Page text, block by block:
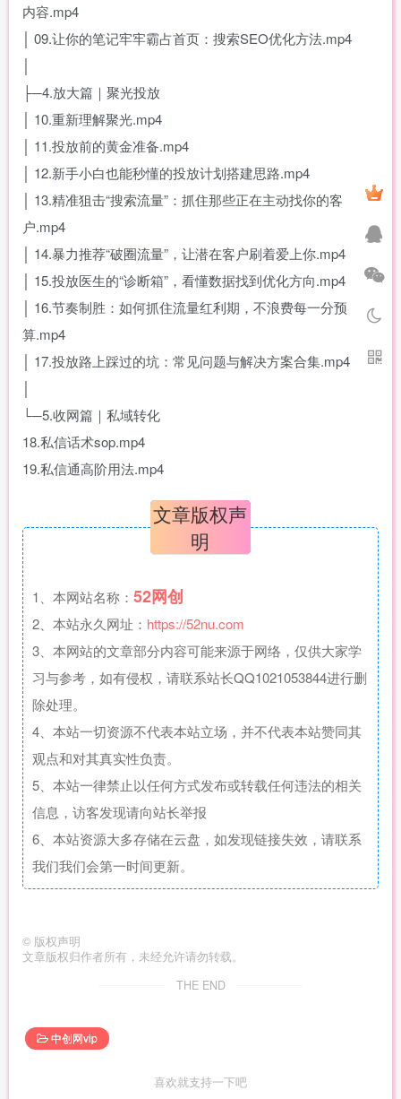
内容.mp4
│ 09.让你的笔记牢牢霸占首页：搜索SEO优化方法.mp4
├─4.放大篇｜聚光投放
│ 10.重新理解聚光.mp4
│ 11.投放前的黄金准备.mp4
│ 12.新手小白也能秒懂的投放计划搭建思路.mp4
│ 13.精准狙击“搜索流量”：抓住那些正在主动找你的客
户.mp4
│ 14.暴力推荐“破圈流量”，让潜在客户刷着爱上你.mp4
│ 15.投放医生的“诊断箱”，看懂数据找到优化方向.mp4
│ 16.节奏制胜：如何抓住流量红利期，不浪费每一分预
算.mp4
│ 17.投放路上踩过的坑：常见问题与解决方案合集.mp4
└─5.收网篇｜私域转化
18.私信话术sop.mp4
19.私信通高阶用法.mp4
文章版权声
明
1、本网站名称： 52网创
2、本站永久网址： https://52nu.com
3、本网站的文章部分内容可能来源于网络，仅供大家学
习与参考，如有侵权，请联系站长QQ1021053844进行删
除处理。
4、本站一切资源不代表本站立场，并不代表本站赞同其
观点和对其真实性负责。
5、本站一律禁止以任何方式发布或转载任何违法的相关
信息，访客发现请向站长举报
6、本站资源大多存储在云盘，如发现链接失效，请联系
我们我们会第一时间更新。
© 版权声明
文章版权归作者所有，未经允许请勿转载。
THE END
中创网vip
喜欢就支持一下吧